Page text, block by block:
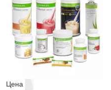
Цена